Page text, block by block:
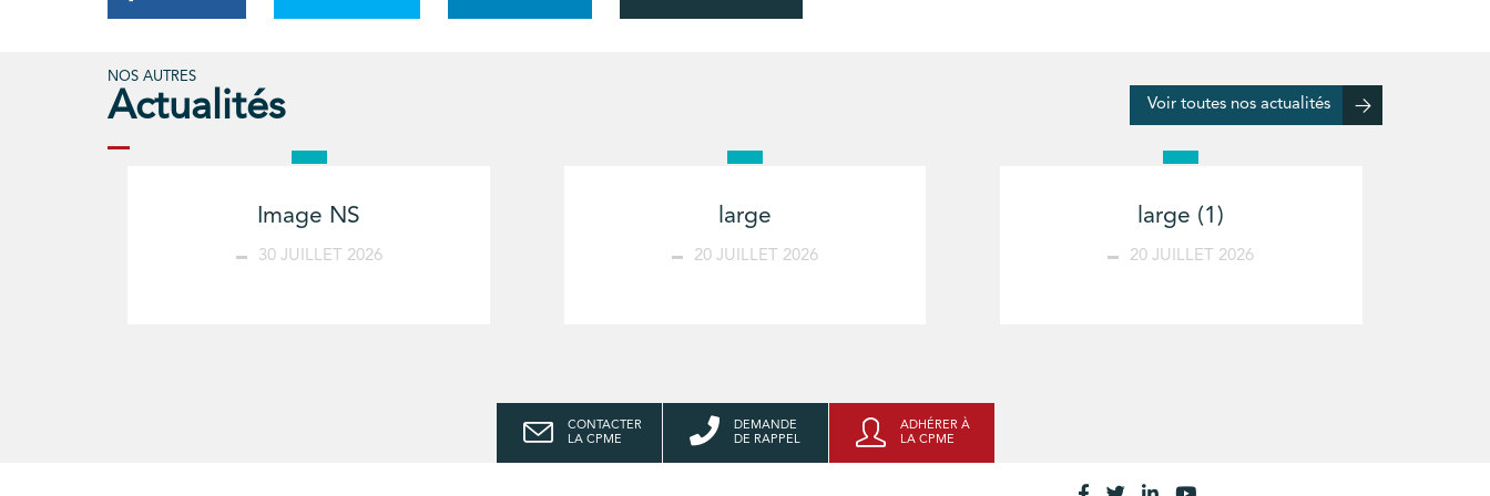
NOS AUTRES
Actualités Voir toutes nos actualités
Image NS
30 JUILLET 2026
large
20 JUILLET 2026
large (1)
20 JUILLET 2026
CONTACTER
LA CPME
DEMANDE
DE RAPPEL
ADHÉRER À
LA CPME